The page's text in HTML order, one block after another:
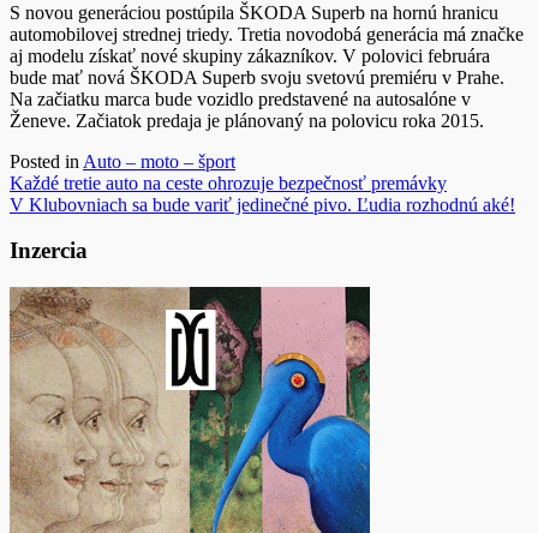
S novou generáciou postúpila ŠKODA Superb na hornú hranicu
automobilovej strednej triedy. Tretia novodobá generácia má značke
aj modelu získať nové skupiny zákazníkov. V polovici februára
bude mať nová ŠKODA Superb svoju svetovú premiéru v Prahe.
Na začiatku marca bude vozidlo predstavené na autosalóne v
Ženeve. Začiatok predaja je plánovaný na polovicu roka 2015.
Posted in Auto – moto – šport
Navigácia
v
článku
Každé tretie auto na ceste ohrozuje bezpečnosť premávky
V Klubovniach sa bude variť jedinečné pivo. Ľudia rozhodnú aké!
Inzercia